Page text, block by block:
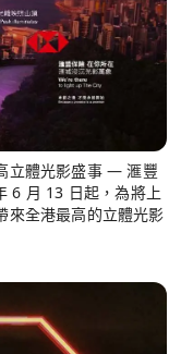
立體光影盛事 — 滙豐
6 月 13 日起，為將上
來全港最高的立體光影